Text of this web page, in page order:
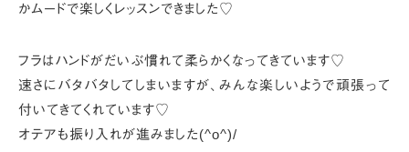
かムードで楽しくレッスンできました♡
フラはハンドがだいぶ慣れて柔らかくなってきています♡
速さにバタバタしてしまいますが、 みんな楽しいようで頑張って
付いてきてくれています♡
オテアも振り入れが進みました(^o^)/